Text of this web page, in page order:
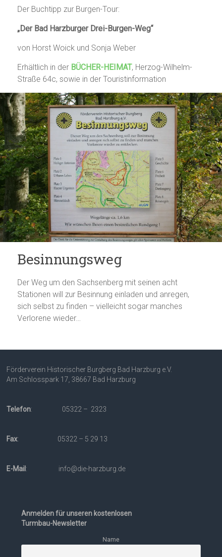
Der Buchtipp zur Burgen-Tour:
„Der Bad Harzburger Drei-Burgen-Weg“
von Horst Woick und Sonja Weber
Erhältlich in der BÜCHER-HEIMAT, Herzog-Wilhelm-
Straße 64c, sowie in der Touristinformation
Besinnungsweg
Der Weg um den Sachsenberg mit seinen acht
Stationen will zur Besinnung einladen und anregen,
sich selbst zu finden – vielleicht sogar manches
Verlorene wieder…
Förderverein Historischer Burgberg Bad Harzburg e.V.
Am Schlosspark 17, 38667 Bad Harzburg
Telefon: 05322 – 2323
Fax: 05322 – 5 29 13
E-Mail : info@die-harzburg.de
Anmelden für unseren kostenlosen
Turmbau-Newsletter
Name